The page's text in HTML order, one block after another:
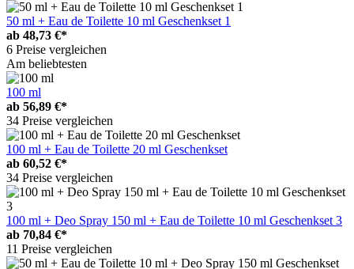
50 ml + Eau de Toilette 10 ml Geschenkset 1
ab 48,73 €*
6 Preise vergleichen
Am beliebtesten
100 ml
ab 56,89 €*
34 Preise vergleichen
100 ml + Eau de Toilette 20 ml Geschenkset
ab 60,52 €*
34 Preise vergleichen
100 ml + Deo Spray 150 ml + Eau de Toilette 10 ml Geschenkset 3
ab 70,84 €*
11 Preise vergleichen